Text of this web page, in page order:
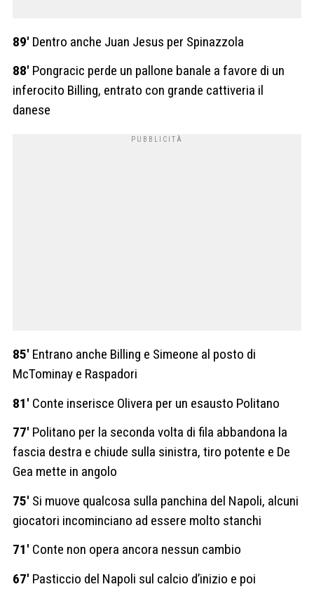
89′ Dentro anche Juan Jesus per Spinazzola
88′ Pongracic perde un pallone banale a favore di un
inferocito Billing, entrato con grande cattiveria il
danese
85′ Entrano anche Billing e Simeone al posto di
McTominay e Raspadori
81′ Conte inserisce Olivera per un esausto Politano
77′ Politano per la seconda volta di fila abbandona la
fascia destra e chiude sulla sinistra, tiro potente e De
Gea mette in angolo
75′ Si muove qualcosa sulla panchina del Napoli, alcuni
giocatori incominciano ad essere molto stanchi
71′ Conte non opera ancora nessun cambio
67′ Pasticcio del Napoli sul calcio d’inizio e poi